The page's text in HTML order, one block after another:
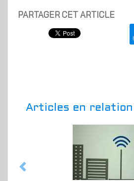
PARTAGER CET ARTICLE
Articles en relation
Previous